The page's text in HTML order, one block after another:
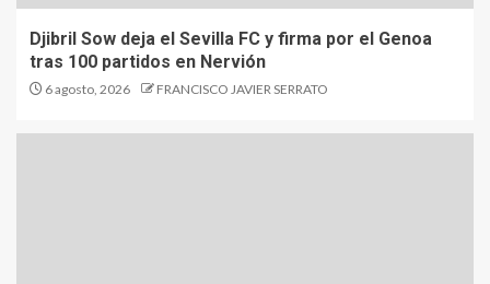
Djibril Sow deja el Sevilla FC y firma por el Genoa
tras 100 partidos en Nervión
6 agosto, 2026 FRANCISCO JAVIER SERRATO